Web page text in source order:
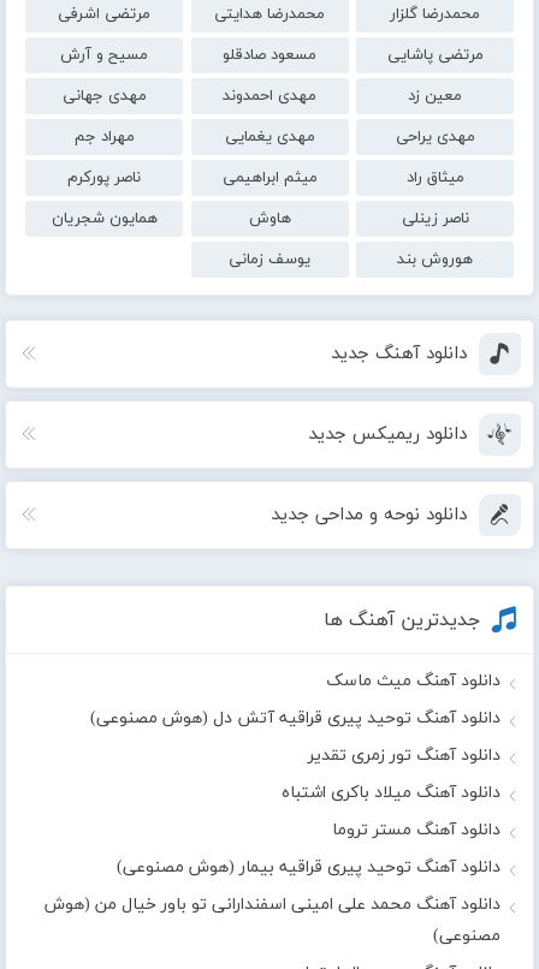
محمدرضا گلزار
محمدرضا هدایتی
مرتضی اشرفی
مرتضی پاشایی
مسعود صادقلو
مسیح و آرش
معین زد
مهدی احمدوند
مهدی جهانی
مهدی یراحی
مهدی یغمایی
مهراد جم
میثاق راد
میثم ابراهیمی
ناصر پورکرم
ناصر زینلی
هاوش
همایون شجریان
هوروش بند
یوسف زمانی
دانلود آهنگ جدید
دانلود ریمیکس جدید
دانلود نوحه و مداحی جدید
جدیدترین آهنگ ها
دانلود آهنگ میث ماسک
دانلود آهنگ توحید پیری قراقیه آتش دل (هوش مصنوعی)
دانلود آهنگ تور زمری تقدیر
دانلود آهنگ میلاد باکری اشتباه
دانلود آهنگ مستر تروما
دانلود آهنگ توحید پیری قراقیه بیمار (هوش مصنوعی)
دانلود آهنگ محمد علی امینی اسفندارانی تو باور خیال من (هوش
مصنوعی)